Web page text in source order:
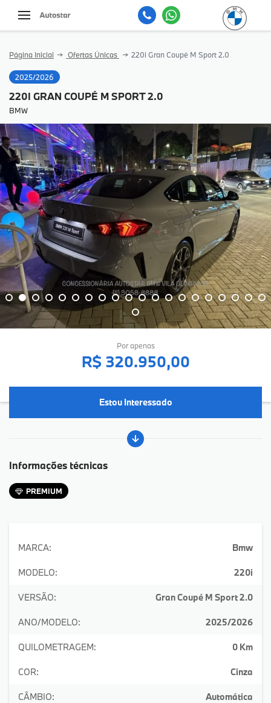
Página Inicial Ofertas Únicas 220i Gran Coupé M Sport 2.0
2025/2026
220I GRAN COUPÉ M SPORT 2.0
BMW
Por apenas
R$ 320.950,00
Estou Interessado
Informações técnicas
PREMIUM
MARCA: Bmw
MODELO: 220i
VERSÃO: Gran Coupé M Sport 2.0
ANO/MODELO: 2025/2026
QUILOMETRAGEM: 0 Km
COR: Cinza
CÂMBIO: Automática